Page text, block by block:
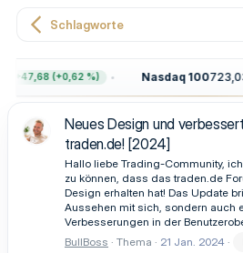
Schlagworte
+47,68 (+0,62 %) Nasdaq 100723,03
Neues Design und
traden.de! [2024]
Hallo liebe Trading-Community,
zu können, dass das traden.de
Design erhalten hat! Das Update
Aussehen mit sich, sondern auch
Verbesserungen in der
BullBoss
Thema 21 Jan. 2024